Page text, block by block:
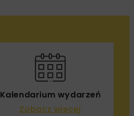
Kalendarium wydarzeń
Zobacz więcej